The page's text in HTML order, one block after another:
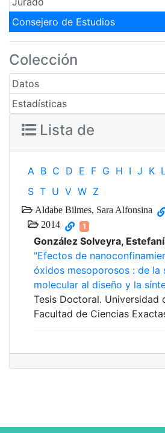
Consejero de Estudios
Colección
Datos
Estadísticas
Lista de
A B C D E F G H I J K
S T U V W Z
Aldabe Bilmes, Sara Alfonsina
2014 1
González Solveyra,
"Efectos de
óxidos mesoporosos : de la
molecular al diseño y la
Tesis Doctoral. Universidad
Facultad de Ciencias